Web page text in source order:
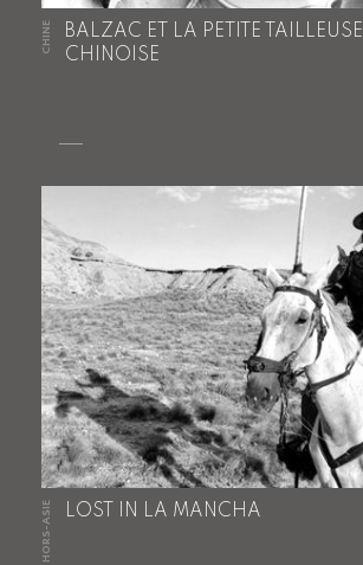
CHINE
BALZAC ET LA PETITE TAILLEUSE
CHINOISE
HORS-ASIE LOST IN LA MANCHA